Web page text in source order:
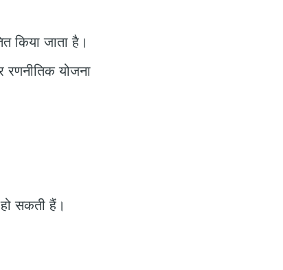
किया जाता है।
रणनीतिक योजना
सकती हैं।